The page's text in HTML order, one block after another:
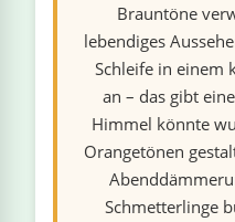
Brauntöne
lebendiges
Schleife in einem
an – das gibt
Himmel könnte
Orangetönen
Schmetterlinge